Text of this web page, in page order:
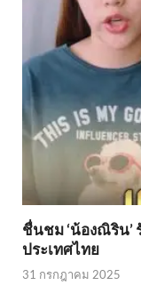
ชื่นชม ‘น้องณิริน’
ประเทศไทย
31 กรกฎาคม 2025